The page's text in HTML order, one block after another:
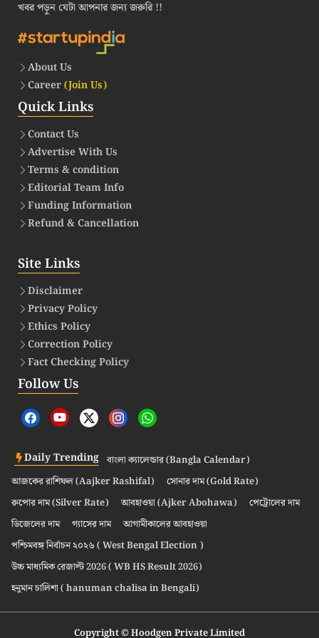
খবর পড়ুন যেটা আপনার জন্য জরুরি !!
About Us
Career(Join Us)
Quick Links
Contact Us
Advertise With Us
Terms & condition
Editorial Team Info
Funding Information
Refund & Cancellation
Site Links
Disclaimer
Privacy Policy
Ethics Policy
Correction Policy
Fact Checking Policy
Follow Us
Daily Trending বাংলা ক্যালেন্ডার (Bangla Calendar)
আজকের রাশিফল (Aajker Rashifal)
সোনার দাম (Gold Rate)
রুপোর দাম (Silver Rate)
আবহাওয়া (Ajker Abohawa)
পেট্রোলের দাম
ডিজেলের দাম
গ্যাসের দাম
আগামীকালের আবহাওয়া
পশ্চিমবঙ্গ নির্বাচন ২০২৬ ( West Bengal Election )
উচ্চ মাধ্যমিক রেজাল্ট 2026 ( WB HS Result 2026)
হনুমান চালিশা ( hanuman chalisa in Bengali)
Copyright © Hoodgen Private Limited